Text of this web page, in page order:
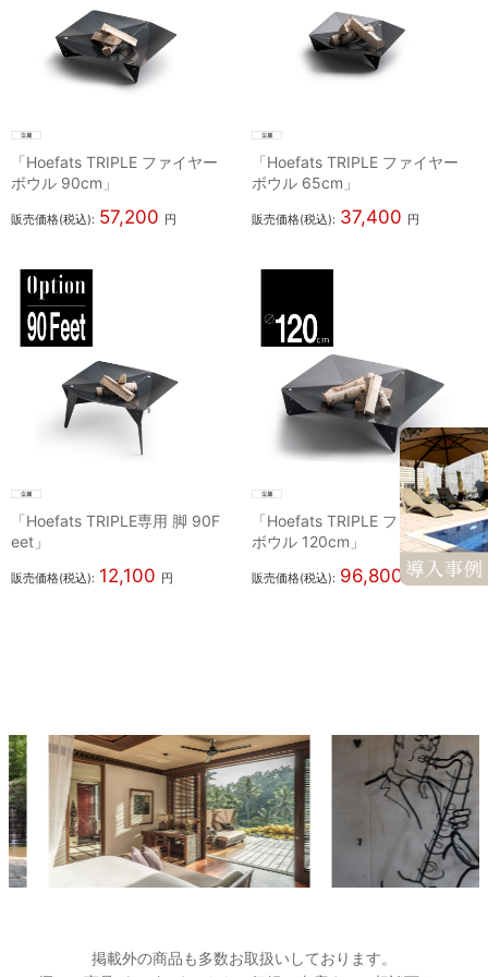
「Hoefats TRIPLE ファイヤー
ボウル 90cm」
販売価格(税込): 57,200 円
「Hoefats TRIPLE ファイヤー
ボウル 65cm」
販売価格(税込): 37,400 円
「Hoefats TRIPLE専用 脚 90F
eet」
販売価格(税込): 12,100 円
「Hoefats TRIPLE ファイヤー
ボウル 120cm」
販売価格(税込): 96,800円
掲載外の商品も多数お取扱いしております。